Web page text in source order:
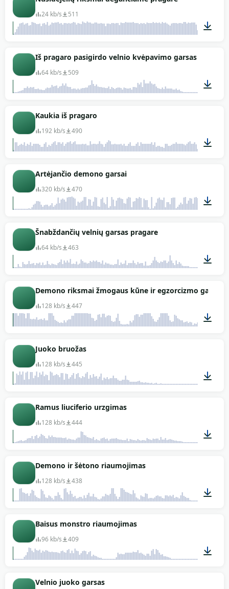
24 kb/s 511
00:39
Iš pragaro pasigirdo velnio kvėpavimo garsas
64 kb/s 509
Kaukia iš pragaro
192 kb/s 490
Artėjančio demono garsai
320 kb/s 470
Šnabždančių velnių garsas pragare
64 kb/s 463
00:19
Demono riksmai žmogaus kūne ir egzorcizmo garsai
128 kb/s 447
Juoko bruožas
128 kb/s 445
Ramus liuciferio urzgimas
128 kb/s 444
Demono ir šėtono riaumojimas
128 kb/s 438
Baisus monstro riaumojimas
96 kb/s 409
Velnio juoko garsas